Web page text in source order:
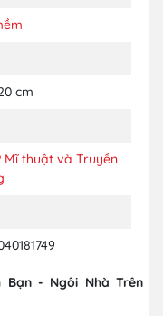
cm
Mĩ thuật và Truyền
Bạn - Ngôi Nhà Trên